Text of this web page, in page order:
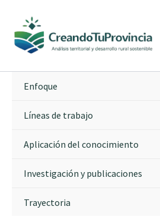
contenido
Enfoque
Líneas de trabajo
Aplicación del conocimiento
Investigación y publicaciones
Trayectoria